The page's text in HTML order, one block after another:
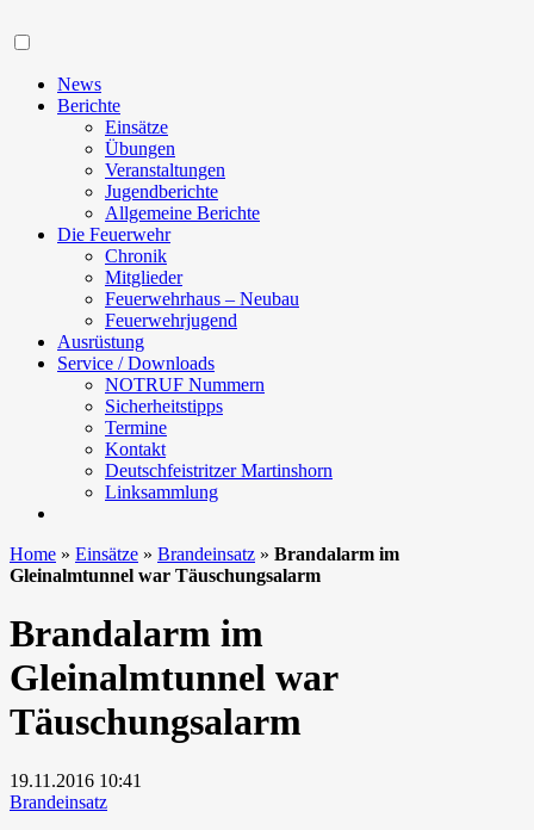
News
Berichte
Einsätze
Übungen
Veranstaltungen
Jugendberichte
Allgemeine Berichte
Die Feuerwehr
Chronik
Mitglieder
Feuerwehrhaus – Neubau
Feuerwehrjugend
Ausrüstung
Service / Downloads
NOTRUF Nummern
Sicherheitstipps
Termine
Kontakt
Deutschfeistritzer Martinshorn
Linksammlung
Home » Einsätze » Brandeinsatz » Brandalarm im
Gleinalmtunnel war Täuschungsalarm
Brandalarm im
Gleinalmtunnel war
Täuschungsalarm
19.11.2016 10:41
Brandeinsatz